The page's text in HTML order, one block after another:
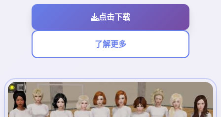
点击下载
了解更多